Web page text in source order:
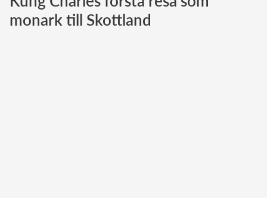
Norska kungahuset
monark till Skottland